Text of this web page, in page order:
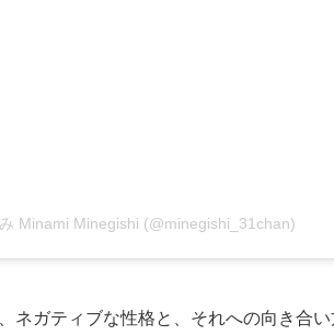
Minami Minegishi (@minegishi_31chan)
ネガティブな性格と、それへの向き合